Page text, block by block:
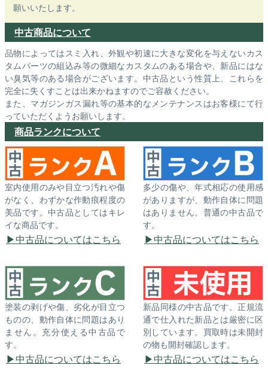
願いいたします。
中古商品について
品物によってはスミ入れ、外観や初速に大きな変化を与えないカス
タムパーツの組込み等の微細なカスタムのある場合や、新品にはな
い臭気等のある場合がございます。中古品という性質上、これらを
完全に失くすことは出来かねますのでご容赦ください。
また、マガジンガス漏れ等の基本的なメンテナンスはお客様にて行
っていただくようお願いします。
商品ランクについて
室内使用のみや目立つ汚れや傷
がなく、わずかな作動痕程度の
美品です。中古品としてはキレ
イな商品です。
中古品についてはこちら
多少の傷や、年式相応の使用感
がありますが、動作自体に問題
はありません。普通の中古品で
す。
中古品についてはこちら
塗装の剥げや傷、劣化が目立つ
ものの、動作自体に問題はあり
ません。充分使える中古品で
す。
中古品についてはこちら
新品同様の中古品です。正規流
通で仕入れた新品とは厳密に区
別しています。買取時は未開封
の物も開封確認します。
中古品についてはこちら